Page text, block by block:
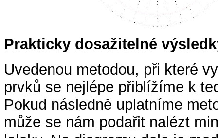
Prakticky dosažitelné
Uvedenou metodou, při které
prvků se nejlépe přiblížíme k
Pokud následně uplatníme
může se nám podařit nalézt